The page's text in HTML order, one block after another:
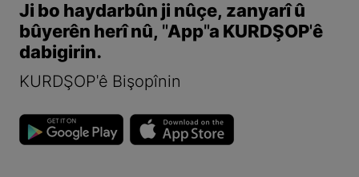
Ji bo haydarbûn ji nûçe, zanyarî û
bûyerên herî nû, "App"a KURDŞOP'ê
dabigirin.
KURDŞOP'ê Bişopînin